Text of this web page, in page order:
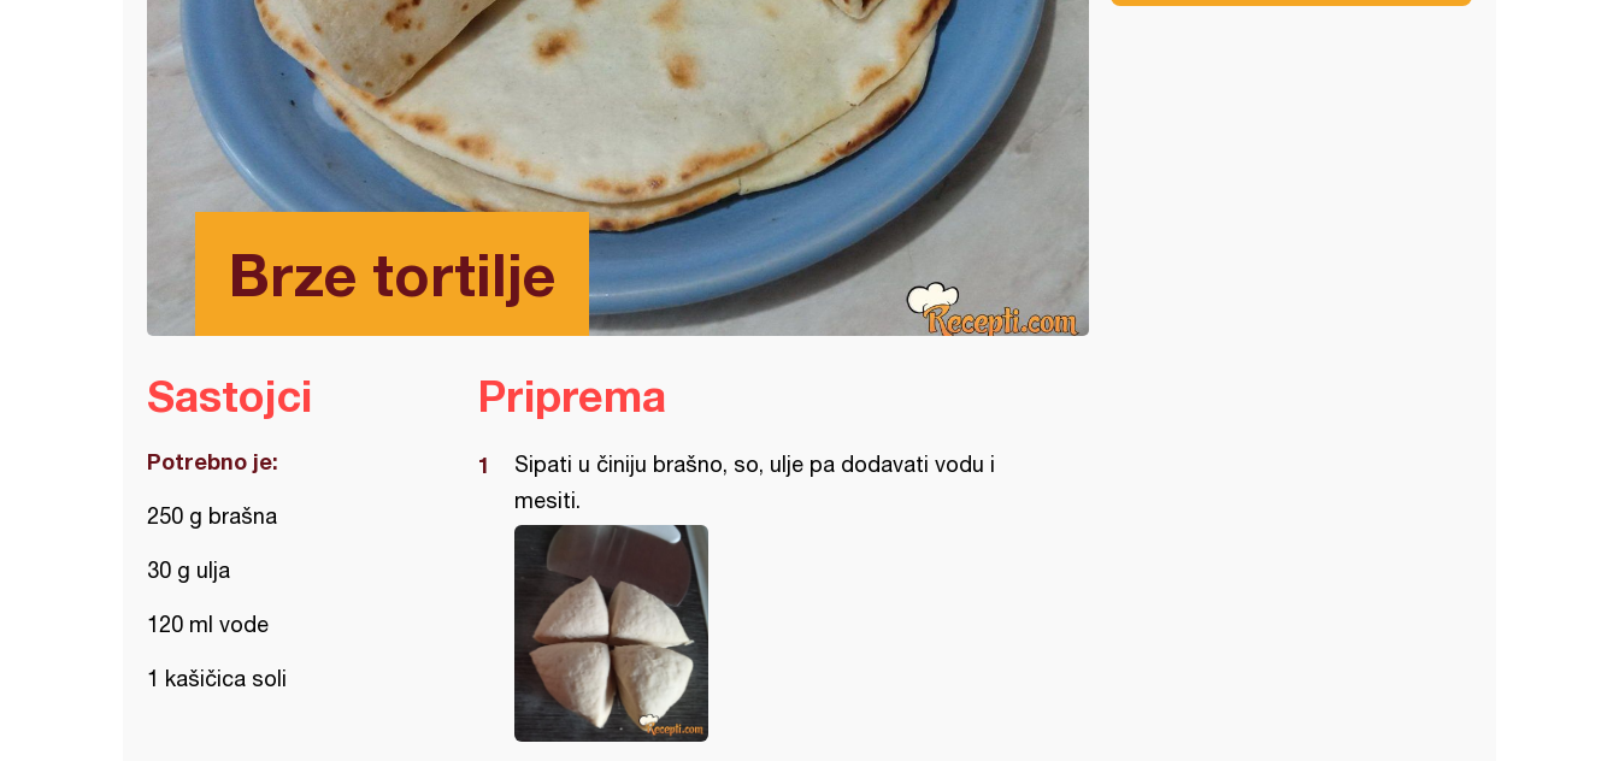
Brze tortilje
Sastojci
Potrebno je:
250 g brašna
30 g ulja
120 ml vode
1 kašičica soli
Priprema
Sipati u činiju brašno, so, ulje pa dodavati vodu i
mesiti.